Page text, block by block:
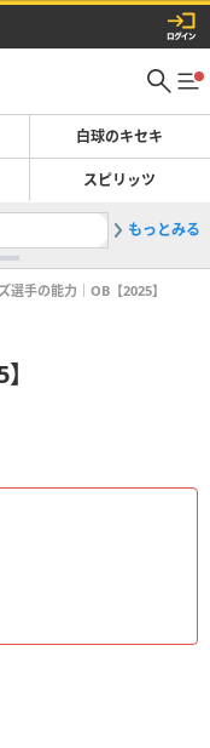
白球のキセキ
スピリッツ
2育成の
もっとみる
選手の能力｜OB【2025】